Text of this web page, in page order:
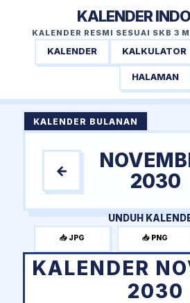
KALENDER
KALENDER RESMI SESUAI SKB 3
KALENDER KALKULATOR
HALAMAN
KALENDER BULANAN
←
2030
UNDUH
📥 JPG 📥 PNG
KALENDER
2030